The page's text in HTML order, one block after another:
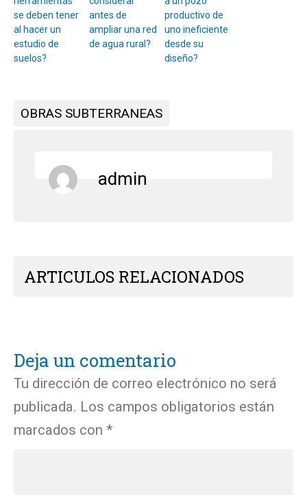
se deben tener
al hacer un
estudio de
suelos?
antes de
ampliar una red
de agua rural?
productivo de
uno ineficiente
desde su
diseño?
OBRAS SUBTERRANEAS
admin
ARTICULOS RELACIONADOS
Deja un comentario
Tu dirección de correo electrónico no será
publicada. Los campos obligatorios están
marcados con *